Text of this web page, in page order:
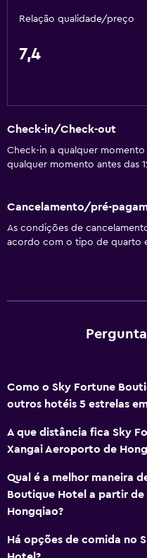
Lavandaria
Salão de beleza
Loja de presentes
Sauna
Spa
Geral
Armazém disponível
Saúde e segurança
Cofre
Relação qualidade/preço
7,4
Check-in/Check-out
Check-in a qualquer
qualquer momento antes das
Cancelamento/pré-
As condições de
acordo com o tipo de quarto
Como o Sky Fortune
outros hotéis 5 estrelas
A que distância fica Sky
Xangai Aeroporto de
Qual é a melhor maneira
Boutique Hotel a partir
Hongqiao?
Há opções de comida no